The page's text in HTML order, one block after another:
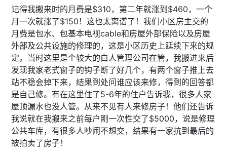
记得我搬来时的月费是$310，第二年就涨到$460，一个
月一次就涨了$150！这也太离谱了！我们小区房主交的
月费是包水、包基本电视cable和房屋外部保险以及房屋
外部及公共设施的修理的，这是小区历史上延续下来的规
定。当时这里是个较大的白人管理公司在管，我搬进来后
发现我家老式窗子的钩子断了好几个，有两个窗子推上去
站不稳会掉下来，结果到处问谁应该来修，得到的回答都
是自己修。有在这里住了5-6年的住户告诉我，很多人家
屋顶漏水也没人管。从来不见有人来修房子！他们还告诉
我说就在我搬来之前每户刚一次性交了$5000，说是修理
公共车库，有很多人吵闹不想交，结果有一家抗到最后的
被拍卖了房子！